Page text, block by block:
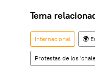
Tema
Internacional 🌍
Protestas de los